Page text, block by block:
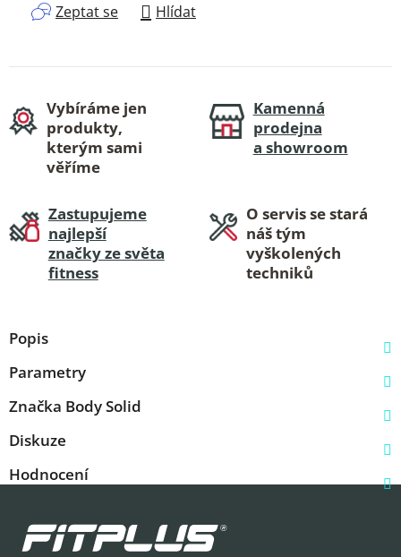
Zeptat se Hlídat
Vybíráme jen
produkty,
kterým sami
věříme
Kamenná
prodejna
a showroom
Zastupujeme
najlepší
značky ze světa
fitness
O servis se stará
náš tým
vyškolených
techniků
Popis
Parametry
Značka Body Solid
Diskuze
Hodnocení